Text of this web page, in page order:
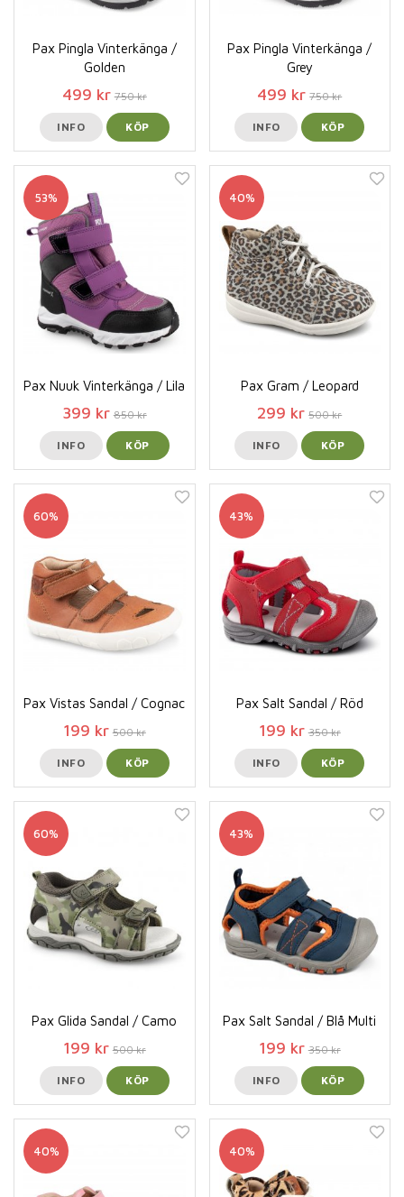
Pax Pingla Vinterkänga /
Golden
499 kr 750 kr
INFO KÖP
Pax Pingla Vinterkänga /
Grey
499 kr 750 kr
INFO KÖP
53%
Pax Nuuk Vinterkänga / Lila
399 kr 850 kr
INFO KÖP
40%
Pax Gram / Leopard
299 kr 500 kr
INFO KÖP
60%
Pax Vistas Sandal / Cognac
199 kr 500 kr
INFO KÖP
43%
Pax Salt Sandal / Röd
199 kr 350 kr
INFO KÖP
60%
Pax Glida Sandal / Camo
199 kr 500 kr
INFO KÖP
43%
Pax Salt Sandal / Blå Multi
199 kr 350 kr
INFO KÖP
40% 40%